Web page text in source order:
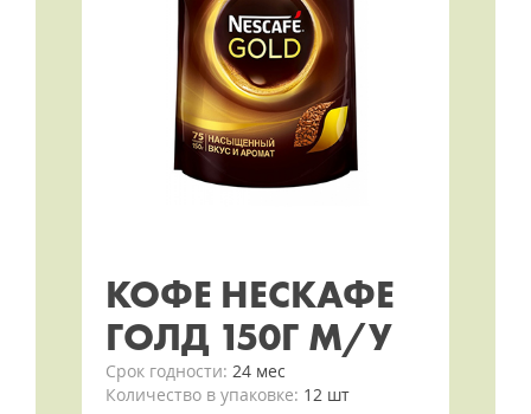
КОФЕ НЕСКАФЕ
ГОЛД 150Г М/У
Срок годности: 24 мес
Количество в упаковке: 12 шт